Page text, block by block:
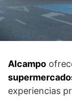
Alcampo
experiencias